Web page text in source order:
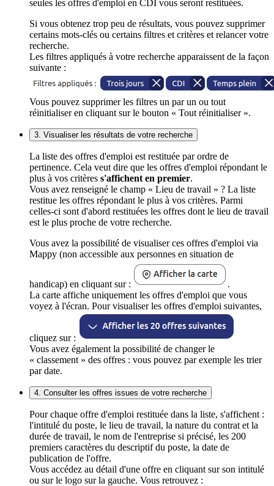
seules les offres d'emploi en CDI vous seront restituées.
Si vous obtenez trop peu de résultats, vous pouvez supprimer
certains mots-clés ou certains filtres et critères et relancer votre
recherche.
Les filtres appliqués à votre recherche apparaissent de la façon
suivante :
Vous pouvez supprimer les filtres un par un ou tout
réinitialiser en cliquant sur le bouton « Tout réinitialiser ».
3. Visualiser les résultats de votre recherche
La liste des offres d'emploi est restituée par ordre de
pertinence. Cela veut dire que les offres d'emploi répondant le
plus à vos critères s'affichent en premier.
Vous avez renseigné le champ « Lieu de travail » ? La liste
restitue les offres répondant le plus à vos critères. Parmi
celles-ci sont d'abord restituées les offres dont le lieu de travail
est le plus proche de votre recherche.
Vous avez la possibilité de visualiser ces offres d'emploi via
Mappy (non accessible aux personnes en situation de
handicap) en cliquant sur :
.
La carte affiche uniquement les offres d'emploi que vous
voyez à l'écran. Pour visualiser les offres d'emploi suivantes,
cliquez sur :
Vous avez également la possibilité de changer le
« classement » des offres : vous pouvez par exemple les trier
par date.
4. Consulter les offres issues de votre recherche
Pour chaque offre d'emploi restituée dans la liste, s'affichent :
l'intitulé du poste, le lieu de travail, la nature du contrat et la
durée de travail, le nom de l'entreprise si précisé, les 200
premiers caractères du descriptif du poste, la date de
publication de l'offre.
Vous accédez au détail d'une offre en cliquant sur son intitulé
ou sur le logo sur la gauche. Vous retrouvez :